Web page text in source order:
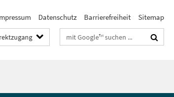
Datenschutz Barrierefreiheit Sitemap
Suchbegriffe